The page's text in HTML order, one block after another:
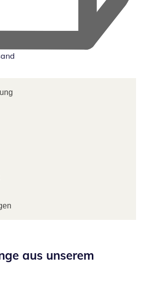
aus unserem